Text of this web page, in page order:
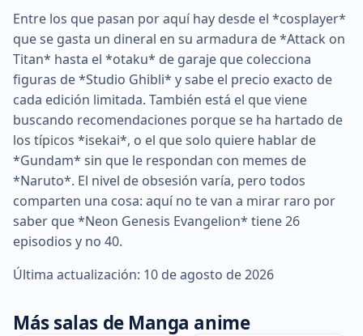
Entre los que pasan por aquí hay desde el *cosplayer*
que se gasta un dineral en su armadura de *Attack on
Titan* hasta el *otaku* de garaje que colecciona
figuras de *Studio Ghibli* y sabe el precio exacto de
cada edición limitada. También está el que viene
buscando recomendaciones porque se ha hartado de
los típicos *isekai*, o el que solo quiere hablar de
*Gundam* sin que le respondan con memes de
*Naruto*. El nivel de obsesión varía, pero todos
comparten una cosa: aquí no te van a mirar raro por
saber que *Neon Genesis Evangelion* tiene 26
episodios y no 40.
Última actualización: 10 de agosto de 2026
Más salas de Manga anime